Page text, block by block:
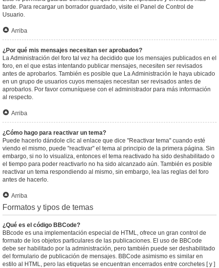
tarde. Para recargar un borrador guardado, visite el Panel de Control de
Usuario.
Arriba
¿Por qué mis mensajes necesitan ser aprobados?
La Administración del foro tal vez ha decidido que los mensajes publicados en el
foro, en el que estas intentando publicar mensajes, necesiten ser revisados
antes de aprobarlos. También es posible que La Administración le haya ubicado
en un grupo de usuarios cuyos mensajes necesitan ser revisados antes de
aprobarlos. Por favor comuníquese con el administrador para más información
al respecto.
Arriba
¿Cómo hago para reactivar un tema?
Puede hacerlo dándole clic al enlace que dice "Reactivar tema" cuando esté
viendo el mismo, puede "reactivar" el tema al principio de la primera página. Sin
embargo, si no lo visualiza, entonces el tema reactivado ha sido deshabilitado o
el tiempo para poder reactivarlo no ha sido alcanzado aún. También es posible
reactivar un tema respondiendo al mismo, sin embargo, lea las reglas del foro
antes de hacerlo.
Arriba
Formatos y tipos de temas
¿Qué es el código BBCode?
BBcode es una implementación especial de HTML, ofrece un gran control de
formato de los objetos particulares de las publicaciones. El uso de BBCode
debe ser habilitado por la administración, pero también puede ser deshabilitado
del formulario de publicación de mensajes. BBCode asimismo es similar en
estilo al HTML, pero las etiquetas se encuentran encerrados entre corchetes [ y ]